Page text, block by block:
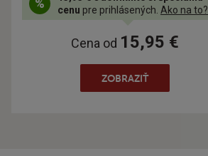
cenu pre prihlásených. Ako na to?
Cena od 15,95 €
ZOBRAZIŤ